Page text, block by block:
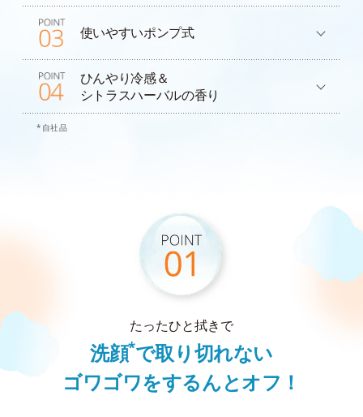
使いやすいポンプ式
ひんやり冷感＆
シトラスハーバルの香り
*自社品
たったひと拭きで
洗顔*で取り切れない
ゴワゴワをするんとオフ！